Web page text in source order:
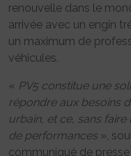
renouvelle dans le
arrivée avec un engin
un maximum de
véhicules.
« PV5 constitue une
répondre aux besoins
urbain, et ce, sans
de performances»,
communiqué de